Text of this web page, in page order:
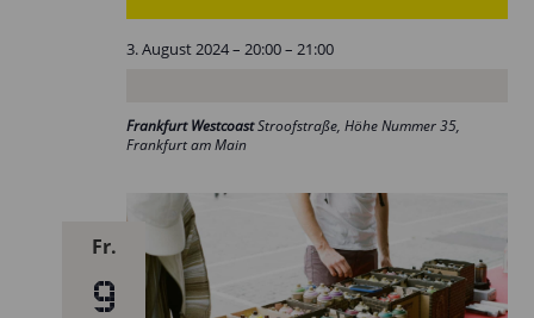
3. August 2024 – 20:00–21:00
Frankfurt WestcoastStroofstraße, Höhe Nummer 35,
Frankfurt am Main
Fr.
9